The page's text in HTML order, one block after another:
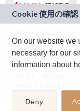
ドコモグループの新
規事業創出プログラ
ム「docomo
STARTUP」を通じて
On our website we
necessary for our
information about
Deny